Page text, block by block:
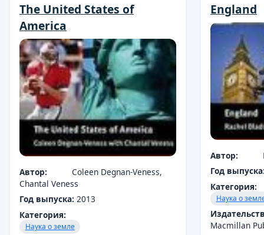
The United States of
America
Автор:
Coleen Degnan-Veness,
Chantal Veness
Год выпуска: 2013
Категория:
Наука о земле
England
Автор:
Год
Категория:
Наука о
Macmillan